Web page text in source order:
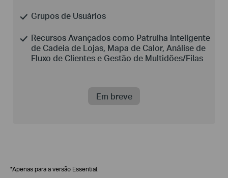
Grupos de Usuários
Recursos Avançados como Patrulha Inteligente
de Cadeia de Lojas, Mapa de Calor, Análise de
Fluxo de Clientes e Gestão de Multidões/Filas
Em breve
*Apenas para a versão Essential.